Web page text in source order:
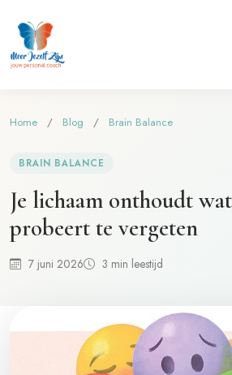
Home / Blog / Brain Balance
BRAIN BALANCE
Je lichaam onthoudt
probeert te vergeten
7 juni 2026 3 min leestijd